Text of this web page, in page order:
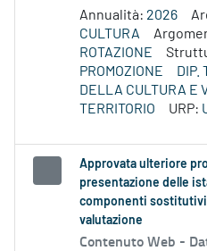
Annualità: 2026
CULTURA
ROTAZIONE
PROMOZIONE
DIP.
DELLA CULTURA E
TERRITORIO
URP:
Approvata ulteriore
presentazione delle
componenti
valutazione
Contenuto Web -